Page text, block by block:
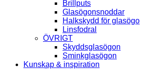
Brillputs
Glasögonsnoddar
Halkskydd för glasögo
Linsfodral
ÖVRIGT
Skyddsglasögon
Sminkglasögon
Kunskap & inspiration